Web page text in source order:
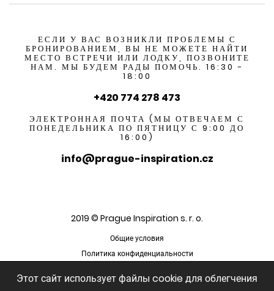
ЕСЛИ У ВАС ВОЗНИКЛИ ПРОБЛЕМЫ С
БРОНИРОВАНИЕМ, ВЫ НЕ МОЖЕТЕ НАЙТИ
МЕСТО ВСТРЕЧИ ИЛИ ЛОДКУ, ПОЗВОНИТЕ
НАМ. МЫ БУДЕМ РАДЫ ПОМОЧЬ. 16:30 -
18:00
+420 774 278 473
ЭЛЕКТРОННАЯ ПОЧТА (МЫ ОТВЕЧАЕМ С
ПОНЕДЕЛЬНИКА ПО ПЯТНИЦУ С 9:00 ДО
16:00)
info@prague-inspiration.cz
2019 © Prague Inspiration s. r. o.
Общие условия
Политика конфиденциальности
Этот сайт использует файлы cookie для облегчения